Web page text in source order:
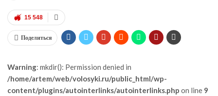
15 548
Поделиться
Warning: mkdir(): Permission denied in
/home/artem/web/volosyki.ru/public_html/wp-
content/plugins/autointerlinks/autointerlinks.php on line 9